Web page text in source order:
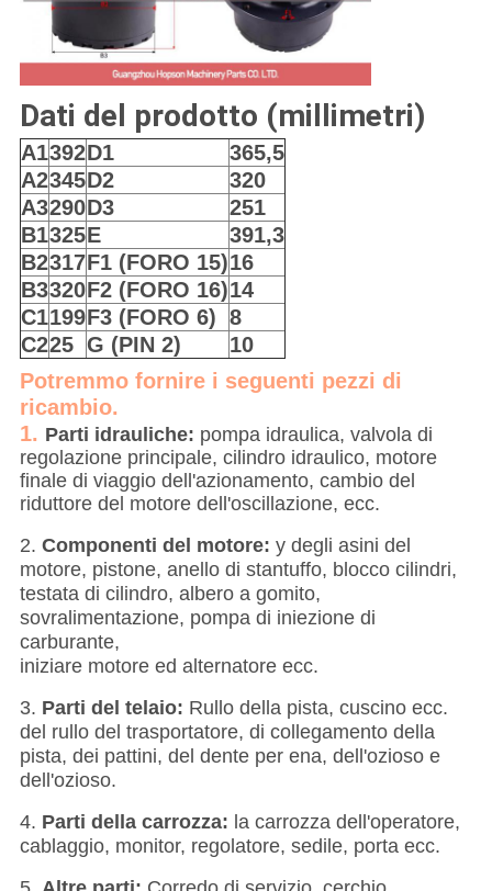
Dati del prodotto (millimetri)
A1392D1
365,5
A2345D2
320
A3290D3
251
B1325E
391,3
B2317F1 (FORO 15)16
B3320F2 (FORO 16)14
C1199F3 (FORO 6) 8
C225 G (PIN 2)
10
Potremmo fornire i seguenti pezzi di
ricambio.
1. Parti idrauliche: pompa idraulica, valvola di
regolazione principale, cilindro idraulico, motore
finale di viaggio dell'azionamento, cambio del
riduttore del motore dell'oscillazione, ecc.
2. Componenti del motore: y degli asini del
motore, pistone, anello di stantuffo, blocco cilindri,
testata di cilindro, albero a gomito,
sovralimentazione, pompa di iniezione di
carburante,
iniziare motore ed alternatore ecc.
3. Parti del telaio: Rullo della pista, cuscino ecc.
del rullo del trasportatore, di collegamento della
pista, dei pattini, del dente per ena, dell'ozioso e
dell'ozioso.
4. Parti della carrozza: la carrozza dell'operatore,
cablaggio, monitor, regolatore, sedile, porta ecc.